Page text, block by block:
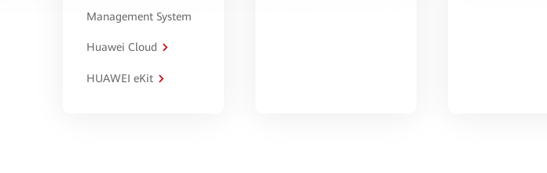
Management System
Huawei Cloud
HUAWEI eKit